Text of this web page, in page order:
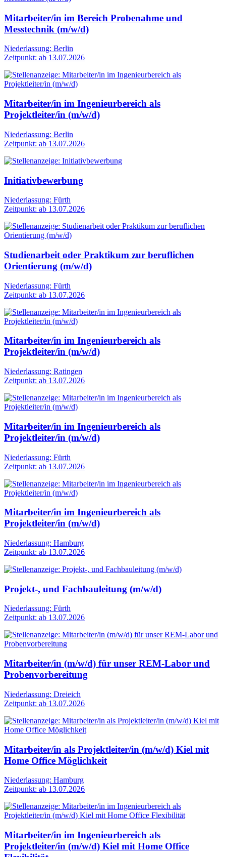
Mitarbeiter/in im Bereich Probenahme und
Messtechnik (m/w/d)
Niederlassung: Berlin
Zeitpunkt: ab 13.07.2026
Mitarbeiter/in im Ingenieurbereich als
Projektleiter/in (m/w/d)
Niederlassung: Berlin
Zeitpunkt: ab 13.07.2026
Initiativbewerbung
Niederlassung: Fürth
Zeitpunkt: ab 13.07.2026
Studienarbeit oder Praktikum zur beruflichen
Orientierung (m/w/d)
Niederlassung: Fürth
Zeitpunkt: ab 13.07.2026
Mitarbeiter/in im Ingenieurbereich als
Projektleiter/in (m/w/d)
Niederlassung: Ratingen
Zeitpunkt: ab 13.07.2026
Mitarbeiter/in im Ingenieurbereich als
Projektleiter/in (m/w/d)
Niederlassung: Fürth
Zeitpunkt: ab 13.07.2026
Mitarbeiter/in im Ingenieurbereich als
Projektleiter/in (m/w/d)
Niederlassung: Hamburg
Zeitpunkt: ab 13.07.2026
Projekt-, und Fachbauleitung (m/w/d)
Niederlassung: Fürth
Zeitpunkt: ab 13.07.2026
Mitarbeiter/in (m/w/d) für unser REM-Labor und
Probenvorbereitung
Niederlassung: Dreieich
Zeitpunkt: ab 13.07.2026
Mitarbeiter/in als Projektleiter/in (m/w/d) Kiel mit
Home Office Möglichkeit
Niederlassung: Hamburg
Zeitpunkt: ab 13.07.2026
Mitarbeiter/in im Ingenieurbereich als
Projektleiter/in (m/w/d) Kiel mit Home Office